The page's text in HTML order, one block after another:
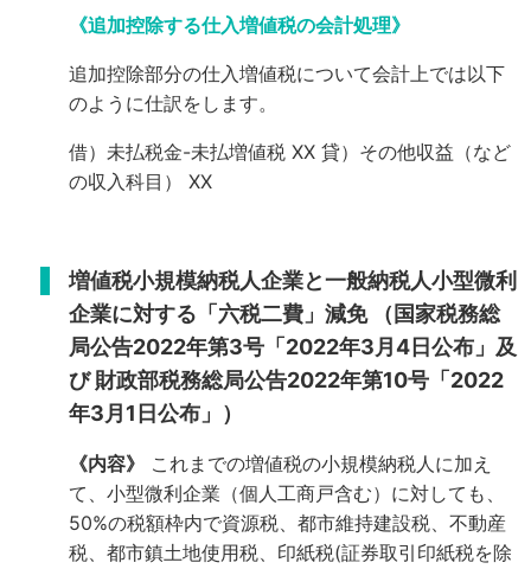
《追加控除する仕入増値税の会計処理》
追加控除部分の仕入増値税について会計上では以下
のように仕訳をします。
借）未払税金-未払増値税 XX 貸）その他収益（など
の収入科目） XX
増値税小規模納税人企業と一般納税人小型微利
企業に対する「六税二費」減免（国家税務総
局公告2022年第3号「2022年3月4日公布」及
び財政部税務総局公告2022年第10号「2022
年3月1日公布」）
《内容》
これまでの増値税の小規模納税人に加え
て、小型微利企業（個人工商戸含む）に対しても、
50%の税額枠内で資源税、都市維持建設税、不動産
税、都市鎮土地使用税、印紙税(証券取引印紙税を除